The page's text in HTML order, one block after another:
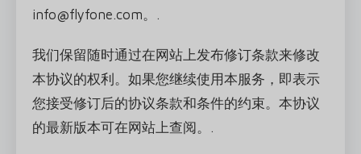
info@flyfone.com。.
我们保留随时通过在网站上发布修订条款来修改
本协议的权利。如果您继续使用本服务，即表示
您接受修订后的协议条款和条件的约束。本协议
的最新版本可在网站上查阅。.